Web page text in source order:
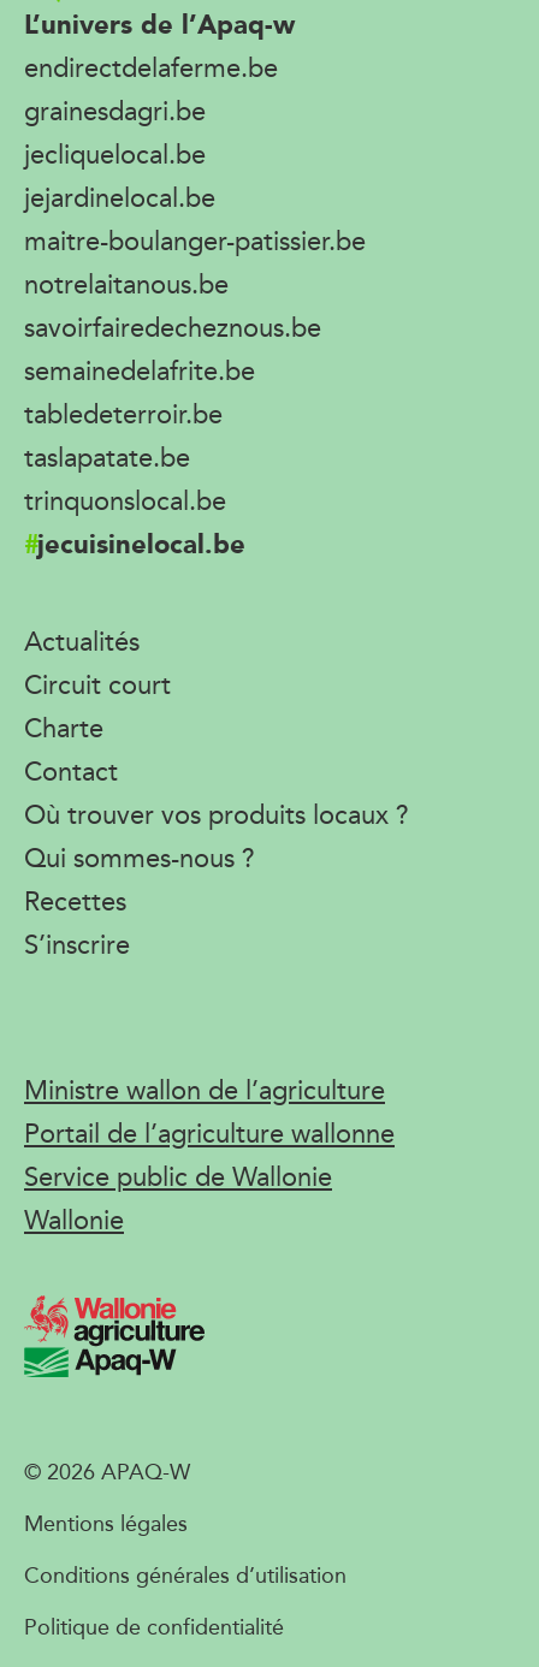
L’univers de l’Apaq-w
endirectdelaferme.be
grainesdagri.be
jecliquelocal.be
jejardinelocal.be
maitre-boulanger-patissier.be
notrelaitanous.be
savoirfairedecheznous.be
semainedelafrite.be
tabledeterroir.be
taslapatate.be
trinquonslocal.be
jecuisinelocal.be
Actualités
Circuit court
Charte
Contact
Où trouver vos produits locaux ?
Qui sommes-nous ?
Recettes
S’inscrire
Ministre wallon de l’agriculture
Portail de l’agriculture wallonne
Service public de Wallonie
Wallonie
© 2026 APAQ-W
Mentions légales
Conditions générales d’utilisation
Politique de confidentialité